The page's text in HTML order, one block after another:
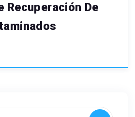
Recuperación De